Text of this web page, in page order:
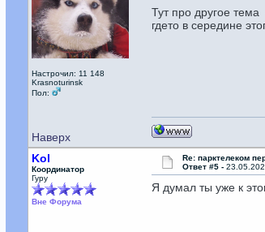
Настрочил: 11 148
Krasnoturinsk
Пол:
Тут про другое тема
гдето в середине
Наверх
Kol
Координатор
Гуру
Вне Форума
Re: парктелеком
Ответ #5 -
Я думал ты уже к